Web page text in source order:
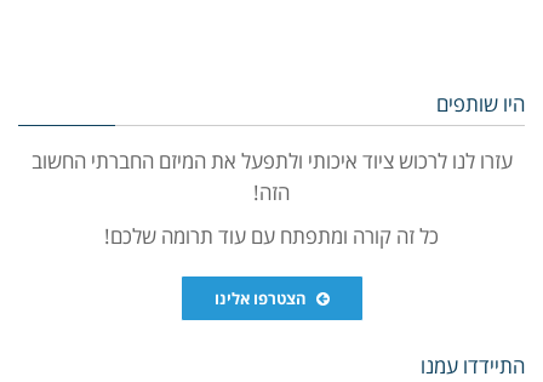
היו שותפים
עזרו לנו לרכוש ציוד איכותי ולתפעל את המיזם החברתי החשוב
הזה!
כל זה קורה ומתפתח עם עוד תרומה שלכם!
הצטרפו אלינו
התיידדו עמנו